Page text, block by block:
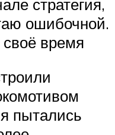
стратегия,
ошибочной.
время
пытались